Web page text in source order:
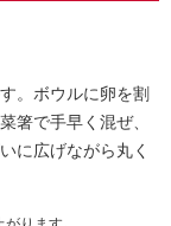
。ボウルに卵を割
箸で手早く混ぜ、
に広げながら丸く